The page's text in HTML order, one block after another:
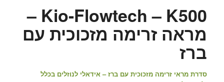
Kio-Flowtech – K500 –
מראה זרימה מזכוכית עם
ברז
סדרת מראי זרימה מזכוכית עם ברז – אידאלי לנוזלים בכלל